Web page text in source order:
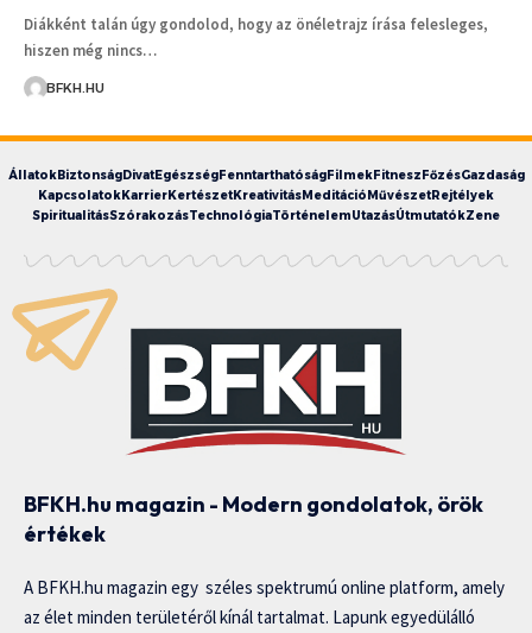
Diákként talán úgy gondolod, hogy az önéletrajz írása felesleges,
hiszen még nincs…
BFKH.HU
ÁllatokBiztonságDivatEgészségFenntarthatóságFilmekFitneszFőzésGazdaság
KapcsolatokKarrierKertészetKreativitásMeditációMűvészetRejtélyek
SpiritualitásSzórakozásTechnológiaTörténelemUtazásÚtmutatókZene
BFKH.hu magazin - Modern gondolatok, örök
értékek
A BFKH.hu magazin egy széles spektrumú online platform, amely
az élet minden területéről kínál tartalmat. Lapunk egyedülálló